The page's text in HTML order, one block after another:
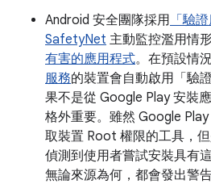
Android 安全團隊採用 「驗
SafetyNet 主動監控濫用情
有害的應用程式。在預設情
服務的裝置會自動啟用「驗
果不是從 Google Play 安裝
格外重要。雖然 Google
取裝置 Root 權限的工具，但
偵測到使用者嘗試安裝具有
無論來源為何，都會發出警